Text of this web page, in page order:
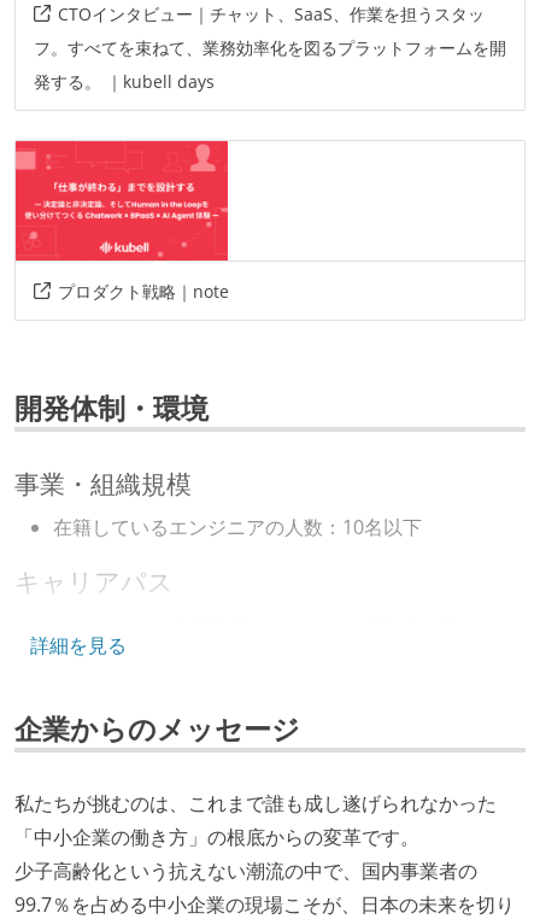
CTOインタビュー｜チャット、SaaS、作業を担うスタッ
フ。すべてを束ねて、業務効率化を図るプラットフォームを開
発する。 ｜kubell days
プロダクト戦略｜note
開発体制・環境
事業・組織規模
在籍しているエンジニアの人数：10名以下
キャリアパス
いる
など、キャリア形成を目的とした職域を超えての積極
的な異動が推奨され、実施されている
マネージャーやCTOと高頻度（月1程度）でキャリアに
ついて話す場が設けられている
年収800万円以上のエンジニアに、マネジメントの役
割を持たない人がいる
詳細を見る
企業からのメッセージ
私たちが挑むのは、これまで誰も成し遂げられなかった
「中小企業の働き方」の根底からの変革です。
少子高齢化という抗えない潮流の中で、国内事業者の
99.7％を占める中小企業の現場こそが、日本の未来を切り